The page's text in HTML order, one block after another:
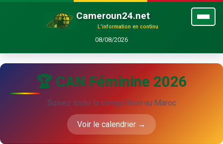
Cameroun24.net
L'information en continu
08/08/2026
🏆 CAN Féminine 2026
Suivez toute la compétition au Maroc
Voir le calendrier →